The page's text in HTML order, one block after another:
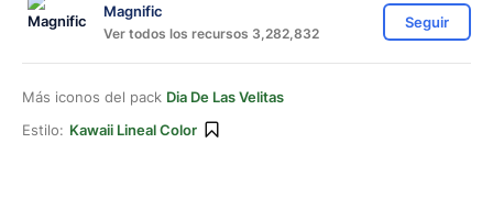
Magnific
Ver todos los recursos 3,282,832
Seguir
Más iconos del pack Dia De Las Velitas
Estilo: Kawaii Lineal Color